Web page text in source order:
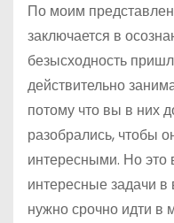
По моим
заключается в
безысходность
действительно
потому что вы в них
разобрались, чтобы
интересными. Но это
интересные задачи
нужно срочно идти